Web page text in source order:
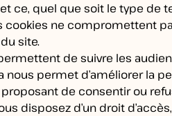
ce, quel que soit le type
cookies ne compromettent
site.
de suivre les
permet d’améliorer la
de consentir ou
disposez d’un droit